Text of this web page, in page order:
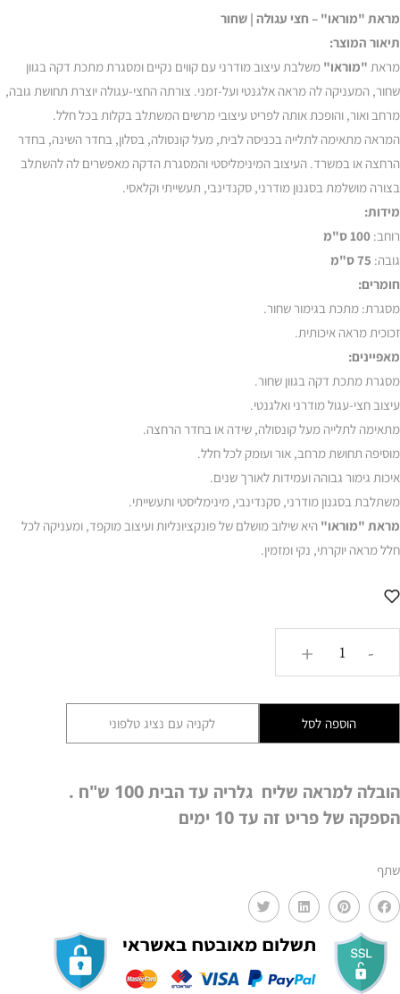
מראת "מוראו" – חצי עגולה | שחור
תיאור המוצר:
מראת "מוראו" משלבת עיצוב מודרני עם קווים נקיים ומסגרת מתכת דקה בגוון
שחור, המעניקה לה מראה אלגנטי ועל-זמני. צורתה החצי-עגולה יוצרת תחושת גובה,
מרחב ואור, והופכת אותה לפריט עיצובי מרשים המשתלב בקלות בכל חלל.
המראה מתאימה לתלייה בכניסה לבית, מעל קונסולה, בסלון, בחדר השינה, בחדר
הרחצה או במשרד. העיצוב המינימליסטי והמסגרת הדקה מאפשרים לה להשתלב
בצורה מושלמת בסגנון מודרני, סקנדינבי, תעשייתי וקלאסי.
מידות:
רוחב: 100 ס"מ
גובה: 75 ס"מ
חומרים:
מסגרת: מתכת בגימור שחור.
זכוכית מראה איכותית.
מאפיינים:
מסגרת מתכת דקה בגוון שחור.
עיצוב חצי-עגול מודרני ואלגנטי.
מתאימה לתלייה מעל קונסולה, שידה או בחדר הרחצה.
מוסיפה תחושת מרחב, אור ועומק לכל חלל.
איכות גימור גבוהה ועמידות לאורך שנים.
משתלבת בסגנון מודרני, סקנדינבי, מינימליסטי ותעשייתי.
מראת "מוראו" היא שילוב מושלם של פונקציונליות ועיצוב מוקפד, ומעניקה לכל
חלל מראה יוקרתי, נקי ומזמין.
-
עגולה
|
שחור
+
הוספה לסל לקניה עם נציג טלפוני
הובלה למראה שליח גלריה עד הבית 100 ש"ח .
הספקה של פריט זה עד 10 ימים
שתף